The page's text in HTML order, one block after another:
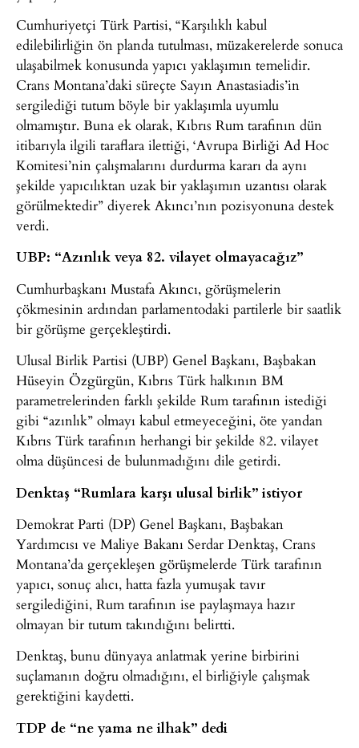
Cumhuriyetçi Türk Partisi, “Karşılıklı kabul
edilebilirliğin ön planda tutulması, müzakerelerde sonuca
ulaşabilmek konusunda yapıcı yaklaşımın temelidir.
Crans Montana’daki süreçte Sayın Anastasiadis’in
sergilediği tutum böyle bir yaklaşımla uyumlu
olmamıştır. Buna ek olarak, Kıbrıs Rum tarafının dün
itibarıyla ilgili taraflara ilettiği, ‘Avrupa Birliği Ad Hoc
Komitesi’nin çalışmalarını durdurma kararı da aynı
şekilde yapıcılıktan uzak bir yaklaşımın uzantısı olarak
görülmektedir” diyerek Akıncı’nın pozisyonuna destek
verdi.
UBP: “Azınlık veya 82. vilayet olmayacağız”
Cumhurbaşkanı Mustafa Akıncı, görüşmelerin
çökmesinin ardından parlamentodaki partilerle bir saatlik
bir görüşme gerçekleştirdi.
Ulusal Birlik Partisi (UBP) Genel Başkanı, Başbakan
Hüseyin Özgürgün, Kıbrıs Türk halkının BM
parametrelerinden farklı şekilde Rum tarafının istediği
gibi “azınlık” olmayı kabul etmeyeceğini, öte yandan
Kıbrıs Türk tarafının herhangi bir şekilde 82. vilayet
olma düşüncesi de bulunmadığını dile getirdi.
Denktaş “Rumlara karşı ulusal birlik” istiyor
Demokrat Parti (DP) Genel Başkanı, Başbakan
Yardımcısı ve Maliye Bakanı Serdar Denktaş, Crans
Montana’da gerçekleşen görüşmelerde Türk tarafının
yapıcı, sonuç alıcı, hatta fazla yumuşak tavır
sergilediğini, Rum tarafının ise paylaşmaya hazır
olmayan bir tutum takındığını belirtti.
Denktaş, bunu dünyaya anlatmak yerine birbirini
suçlamanın doğru olmadığını, el birliğiyle çalışmak
gerektiğini kaydetti.
TDP de “ne yama ne ilhak” dedi